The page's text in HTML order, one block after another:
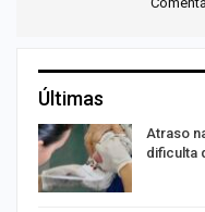
Últimas
Atraso
dificulta